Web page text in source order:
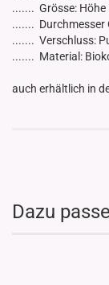
....... Grösse:
.......
....... Verschluss:
....... Material:
auch erhältlich in
Dazu